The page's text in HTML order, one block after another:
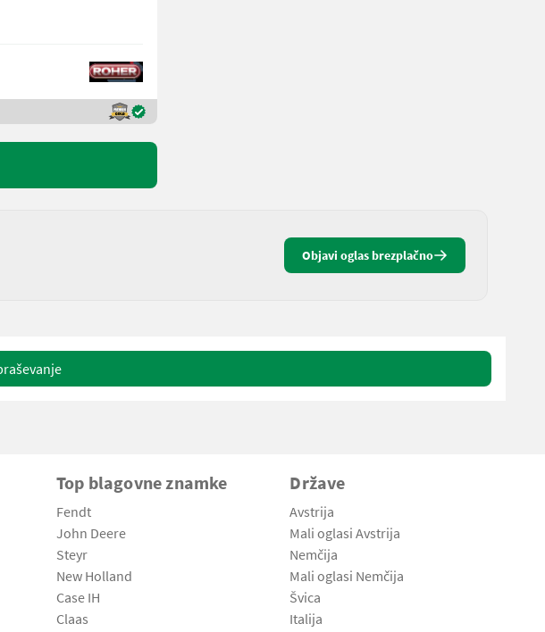
Objavi oglas brezplačno
Top blagovne znamke
Fendt
John Deere
Steyr
New Holland
Case IH
Claas
Države
Avstrija
Mali oglasi Avstrija
Nemčija
Mali oglasi Nemčija
Švica
Italija